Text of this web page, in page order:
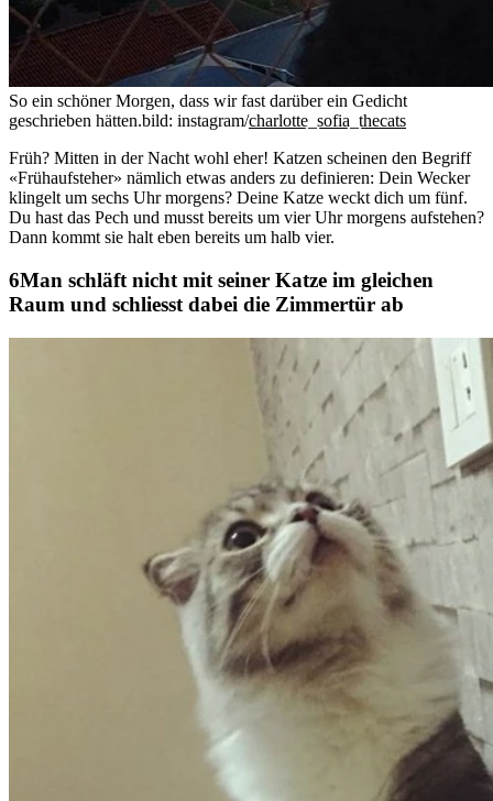
So ein schöner Morgen, dass wir fast darüber ein Gedicht
geschrieben hätten.bild: instagram/charlotte_sofia_thecats
Früh? Mitten in der Nacht wohl eher! Katzen scheinen den Begriff
«Frühaufsteher» nämlich etwas anders zu definieren: Dein Wecker
klingelt um sechs Uhr morgens? Deine Katze weckt dich um fünf.
Du hast das Pech und musst bereits um vier Uhr morgens aufstehen?
Dann kommt sie halt eben bereits um halb vier.
Man schläft nicht mit seiner Katze im gleichen
Raum und schliesst dabei die Zimmertür ab